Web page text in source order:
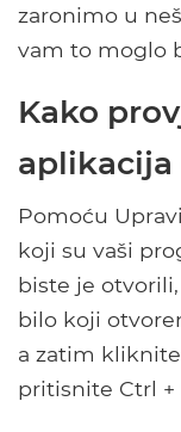
zaronimo u
vam to moglo
Kako
aplikacija
Pomoću
koji su vaši
biste je
bilo koji
a zatim
pritisnite Ctrl +